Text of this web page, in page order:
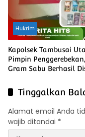
Hukrim
Kapolsek Tambusai
Pimpin
Gram Sabu Berhasil
Tinggalkan
Alamat email Anda
wajib ditandai *